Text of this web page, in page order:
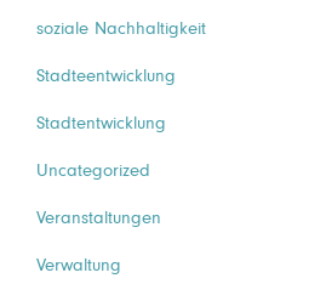
soziale Nachhaltigkeit
Stadteentwicklung
Stadtentwicklung
Uncategorized
Veranstaltungen
Verwaltung